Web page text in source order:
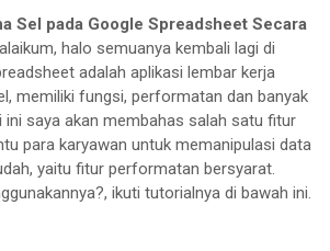
Sel pada Google Spreadsheet Secara
halo semuanya kembali lagi di
adalah aplikasi lembar kerja
memiliki fungsi, performatan dan banyak
ini saya akan membahas salah satu fitur
para karyawan untuk memanipulasi data
yaitu fitur performatan bersyarat.
ikuti tutorialnya di bawah ini.